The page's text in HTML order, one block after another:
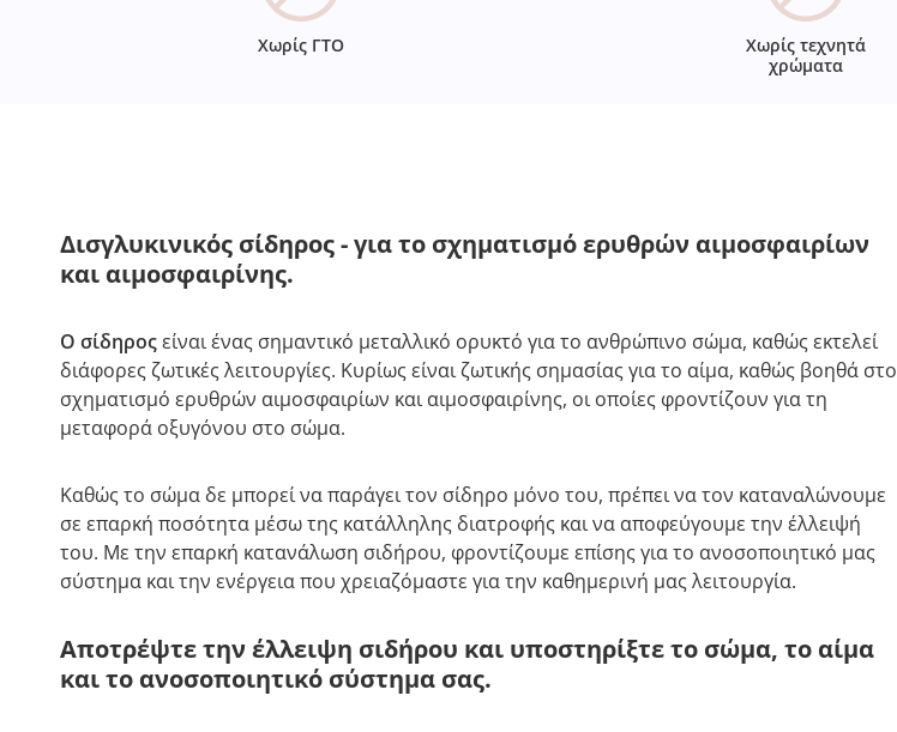
Χωρίς ΓΤΟ
Χωρίς τεχνητά
χρώματα
Δισγλυκινικός σίδηρος - για το σχηματισμό ερυθρών αιμοσφαιρίων
και αιμοσφαιρίνης.
Ο σίδηροςείναι ένας σημαντικό μεταλλικό ορυκτό για το ανθρώπινο σώμα, καθώς εκτελεί
διάφορες ζωτικές λειτουργίες. Κυρίως είναι ζωτικής σημασίας για το αίμα, καθώς βοηθά στο
σχηματισμό ερυθρών αιμοσφαιρίων και αιμοσφαιρίνης, οι οποίες φροντίζουν για τη
μεταφορά οξυγόνου στο σώμα.
Καθώς το σώμα δε μπορεί να παράγει τον σίδηρο μόνο του, πρέπει να τον καταναλώνουμε
σε επαρκή ποσότητα μέσω της κατάλληλης διατροφής και να αποφεύγουμε την έλλειψή
του. Με την επαρκή κατανάλωση σιδήρου, φροντίζουμε επίσης για το ανοσοποιητικό μας
σύστημα και την ενέργεια που χρειαζόμαστε για την καθημερινή μας λειτουργία.
Αποτρέψτε την έλλειψη σιδήρου και υποστηρίξτε το σώμα, το αίμα
και το ανοσοποιητικό σύστημα σας.